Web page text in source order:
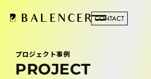
CONTACT
プロジェクト事例
PROJECT